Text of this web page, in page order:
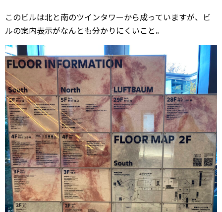
このビルは北と南のツインタワーから成っていますが、ビ
ルの案内表示がなんとも分かりにくいこと。